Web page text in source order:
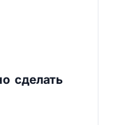
сделать